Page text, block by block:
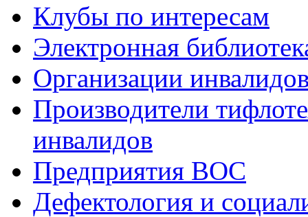
Клубы по интересам
Электронная
Организации
Производители
инвалидов
Предприятия ВОС
Дефектология и